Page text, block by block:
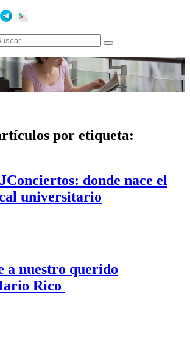
por etiqueta:
donde nace el
universitario
a nuestro querido
Rico